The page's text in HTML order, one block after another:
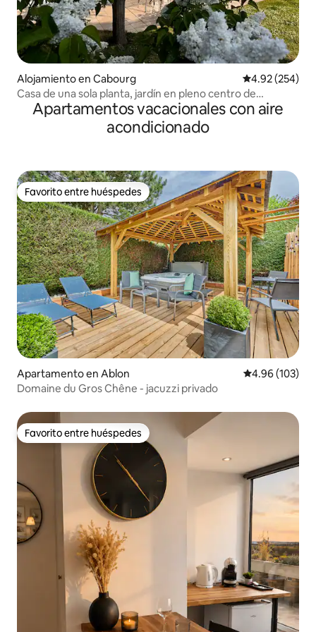
Alojamiento en Cabourg Calificación
4.92 (254)
Casa de una sola planta, jardín en pleno centro de
Cabourg
Apartamentos vacacionales con aire
acondicionado
Favorito entre huéspedes
Favorito entre huéspedes
Apartamento en Ablon Calificación
4.96 (103)
Domaine du Gros Chêne - jacuzzi privado
Favorito entre huéspedes
Favorito entre huéspedes